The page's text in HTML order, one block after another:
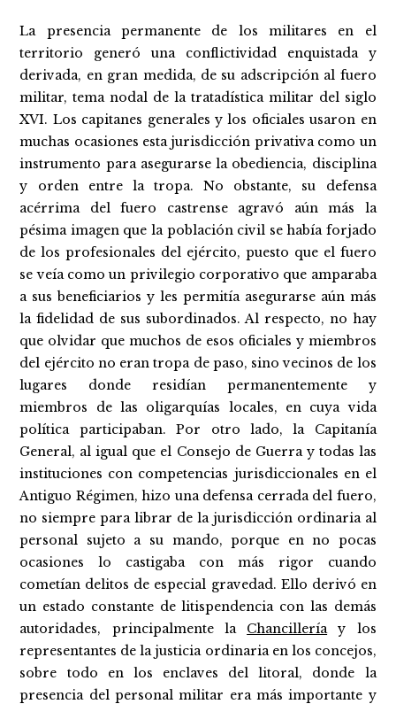
La presencia permanente de los militares en el
territorio generó una conflictividad enquistada y
derivada, en gran medida, de su adscripción al fuero
militar, tema nodal de la tratadística militar del siglo
XVI. Los capitanes generales y los oficiales usaron en
muchas ocasiones esta jurisdicción privativa como un
instrumento para asegurarse la obediencia, disciplina
y orden entre la tropa. No obstante, su defensa
acérrima del fuero castrense agravó aún más la
pésima imagen que la población civil se había forjado
de los profesionales del ejército, puesto que el fuero
se veía como un privilegio corporativo que amparaba
a sus beneficiarios y les permitía asegurarse aún más
la fidelidad de sus subordinados. Al respecto, no hay
que olvidar que muchos de esos oficiales y miembros
del ejército no eran tropa de paso, sino vecinos de los
lugares donde residían permanentemente y
miembros de las oligarquías locales, en cuya vida
política participaban. Por otro lado, la Capitanía
General, al igual que el Consejo de Guerra y todas las
instituciones con competencias jurisdiccionales en el
Antiguo Régimen, hizo una defensa cerrada del fuero,
no siempre para librar de la jurisdicción ordinaria al
personal sujeto a su mando, porque en no pocas
ocasiones lo castigaba con más rigor cuando
cometían delitos de especial gravedad. Ello derivó en
un estado constante de litispendencia con las demás
autoridades, principalmente la Chancilleríay los
representantes de la justicia ordinaria en los concejos,
sobre todo en los enclaves del litoral, donde la
presencia del personal militar era más importante y